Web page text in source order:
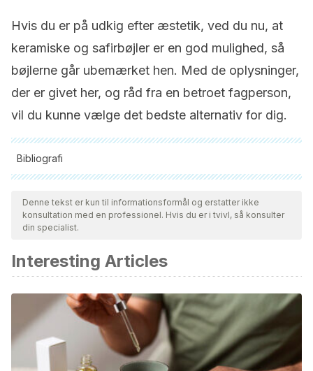
Hvis du er på udkig efter æstetik, ved du nu, at
keramiske og safirbøjler er en god mulighed, så
bøjlerne går ubemærket hen. Med de oplysninger,
der er givet her, og råd fra en betroet fagperson,
vil du kunne vælge det bedste alternativ for dig.
Bibliografi
Alle citerede kilder blev grundigt gennemgået af vores team
for at sikre deres kvalitet, pålidelighed, aktualitet og validitet.
Bibliografien i denne artikel blev betragtet som pålidelig og af
López, J. D. T., Meraz, W. S., Cárdenas, J. M., Amaro, A. M.
G., Cantú, F. J. G., & Murga, H. M. (2015). Evaluación de
carga bacteriana en brackets metálicos versus brackets
cerámicos.Revista mexicana de ortodoncia, 3(4), 228-232.
ElSherifa, M. T., Shamaa, M. S., & Montasser, M. A. (2020).
Enamel around orthodontic brackets coated with flash-free
Denne tekst er kun til informationsformål og erstatter ikke
konsultation med en professionel. Hvis du er i tvivl, så konsulter
din specialist.
Interesting Articles